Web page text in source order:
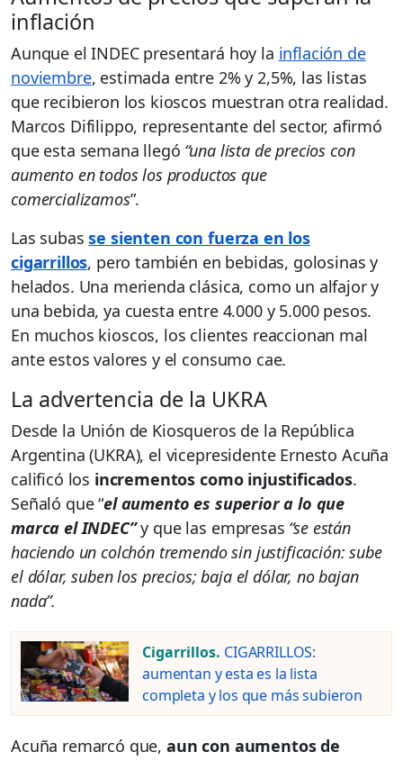
inflación
Aunque el INDEC presentará hoy la inflación de
noviembre, estimada entre 2% y 2,5%, las listas
que recibieron los kioscos muestran otra realidad.
Marcos Difilippo, representante del sector, afirmó
que esta semana llegó “una lista de precios con
aumento en todos los productos que
comercializamos”.
Las subas se sienten con fuerza en los
cigarrillos, pero también en bebidas, golosinas y
helados. Una merienda clásica, como un alfajor y
una bebida, ya cuesta entre 4.000 y 5.000 pesos.
En muchos kioscos, los clientes reaccionan mal
ante estos valores y el consumo cae.
La advertencia de la UKRA
Desde la Unión de Kiosqueros de la República
Argentina (UKRA), el vicepresidente Ernesto Acuña
calificó los incrementos como injustificados.
Señaló que “el aumento es superior a lo que
marca el INDEC”y que las empresas “se están
haciendo un colchón tremendo sin justificación: sube
el dólar, suben los precios; baja el dólar, no bajan
nada”.
Cigarrillos. CIGARRILLOS:
aumentan y esta es la lista
completa y los que más subieron
Acuña remarcó que, aun con aumentos de